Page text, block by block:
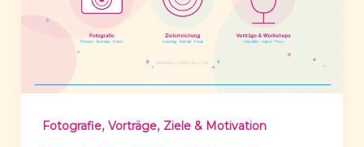
Fotografie, Vorträge, Ziele & Motivation